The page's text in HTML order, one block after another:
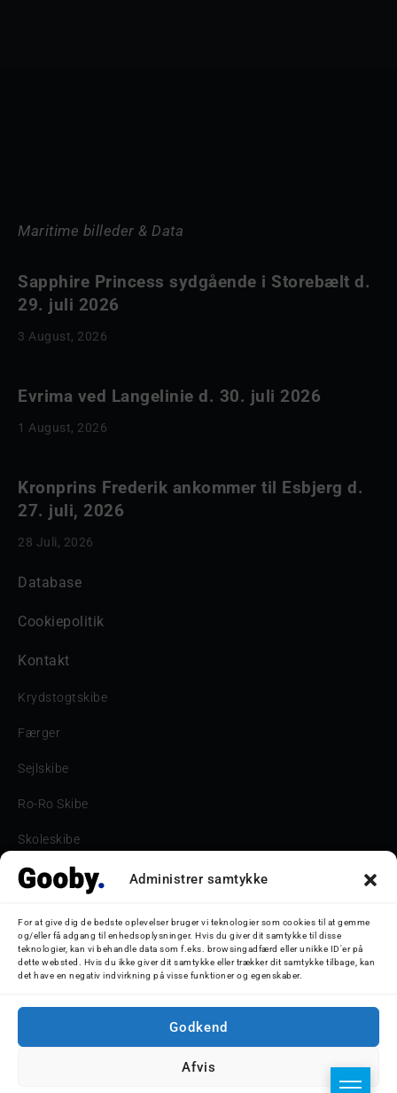
Administrer samtykke
For at give dig de bedste oplevelser bruger vi teknologier som cookies til at gemme
og/eller få adgang til enhedsoplysninger. Hvis du giver dit samtykke til disse
teknologier, kan vi behandle data som f.eks. browsingadfærd eller unikke ID'er på
dette websted. Hvis du ikke giver dit samtykke eller trækker dit samtykke tilbage, kan
det have en negativ indvirkning på visse funktioner og egenskaber.
Godkend
Afvis
Maritime billeder & Data
Sapphire Princess sydgående i Storebælt d.
29. juli 2026
3 August, 2026
Evrima ved Langelinie d. 30. juli 2026
1 August, 2026
Kronprins Frederik ankommer til Esbjerg d.
27. juli, 2026
28 Juli, 2026
Database
Cookiepolitik
Kontakt
Krydstogtskibe
Færger
Sejlskibe
Ro-Ro Skibe
Skoleskibe
Havne & Turbåde samt restaurantionsskibe
Bilskib
Storebæltsbroen